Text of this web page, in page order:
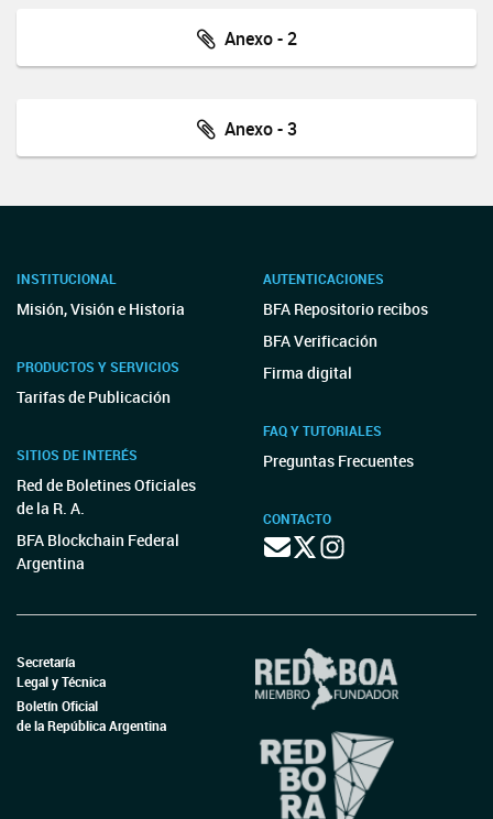
Anexo - 2
Anexo - 3
INSTITUCIONAL
Misión, Visión e Historia
PRODUCTOS Y SERVICIOS
Tarifas de Publicación
SITIOS DE INTERÉS
Red de Boletines Oficiales
de la R. A.
BFA Blockchain Federal
Argentina
AUTENTICACIONES
BFA Repositorio recibos
BFA Verificación
Firma digital
FAQ Y TUTORIALES
Preguntas Frecuentes
CONTACTO
Secretaría
Legal y Técnica
Boletín Oficial
de la República Argentina